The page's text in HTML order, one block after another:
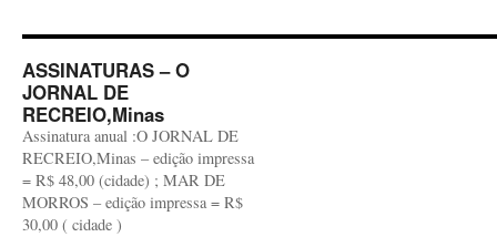
ASSINATURAS – O
JORNAL DE
RECREIO,Minas
Assinatura anual :O JORNAL DE
RECREIO,Minas – edição impressa
= R$ 48,00 (cidade) ; MAR DE
MORROS – edição impressa = R$
30,00 ( cidade )